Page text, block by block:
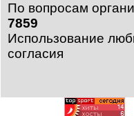
По вопросам
7859
Использование
согласия